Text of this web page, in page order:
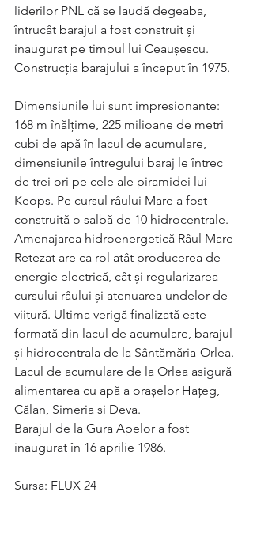
liderilor PNL că se laudă degeaba,
întrucât barajul a fost construit și
inaugurat pe timpul lui Ceaușescu.
Construcția barajului a început în 1975.
Dimensiunile lui sunt impresionante:
168 m înălțime, 225 milioane de metri
cubi de apă în lacul de acumulare,
dimensiunile întregului baraj le întrec
de trei ori pe cele ale piramidei lui
Keops. Pe cursul râului Mare a fost
construită o salbă de 10 hidrocentrale.
Amenajarea hidroenergetică Râul Mare-
Retezat are ca rol atât producerea de
energie electrică, cât și regularizarea
cursului râului și atenuarea undelor de
viitură. Ultima verigă finalizată este
formată din lacul de acumulare, barajul
și hidrocentrala de la Sântămăria-Orlea.
Lacul de acumulare de la Orlea asigură
alimentarea cu apă a orașelor Hațeg,
Călan, Simeria si Deva.
Barajul de la Gura Apelor a fost
inaugurat în 16 aprilie 1986.
Sursa: FLUX 24